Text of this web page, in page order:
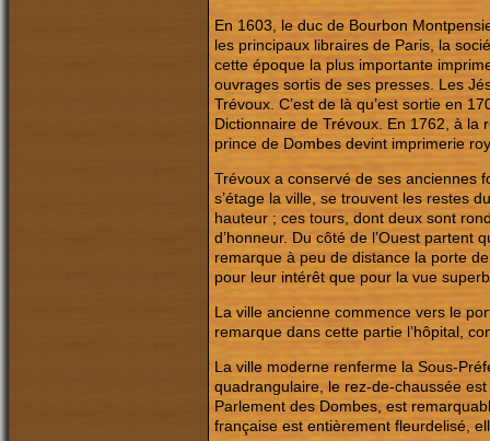
En 1603, le duc de Bourbon
les principaux libraires de Paris, la
cette époque la plus importante
ouvrages sortis de ses presses. Les
Trévoux. C’est de là qu’est sortie en
Dictionnaire de Trévoux. En 1762, à la
prince de Dombes devint imprimerie
Trévoux a conservé de ses anciennes
s’étage la ville, se trouvent les restes
hauteur ; ces tours, dont deux sont
d’honneur. Du côté de l’Ouest partent
remarque à peu de distance la porte
pour leur intérêt que pour la vue
La ville ancienne commence vers le
remarque dans cette partie l’hôpital,
La ville moderne renferme la Sous-
quadrangulaire, le rez-de-chaussée
Parlement des Dombes, est
française est entièrement fleurdelisé,